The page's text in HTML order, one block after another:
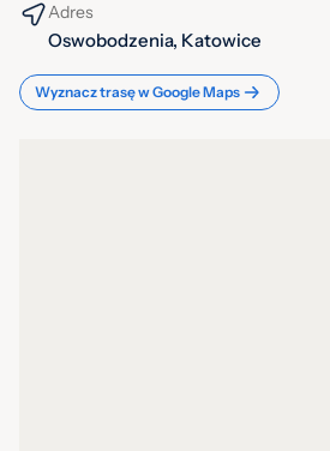
Adres
Oswobodzenia, Katowice
Wyznacz trasę w Google Maps